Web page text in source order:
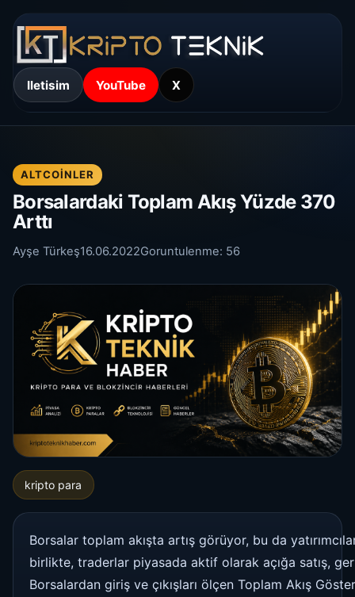
Iletisim YouTube X
ALTCOINLER
Borsalardaki Toplam Akış Yüzde 370
Arttı
Ayşe Türkeş16.06.2022Goruntulenme: 56
kripto para
Borsalar toplam akışta artış görüyor, bu da
birlikte, traderlar piyasada aktif olarak açığa satış,
Borsalardan giriş ve çıkışları ölçen Toplam Akış